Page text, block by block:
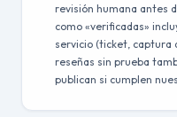
revisión humana antes
como «verificadas»
servicio (ticket, captura
reseñas sin prueba
publican si cumplen